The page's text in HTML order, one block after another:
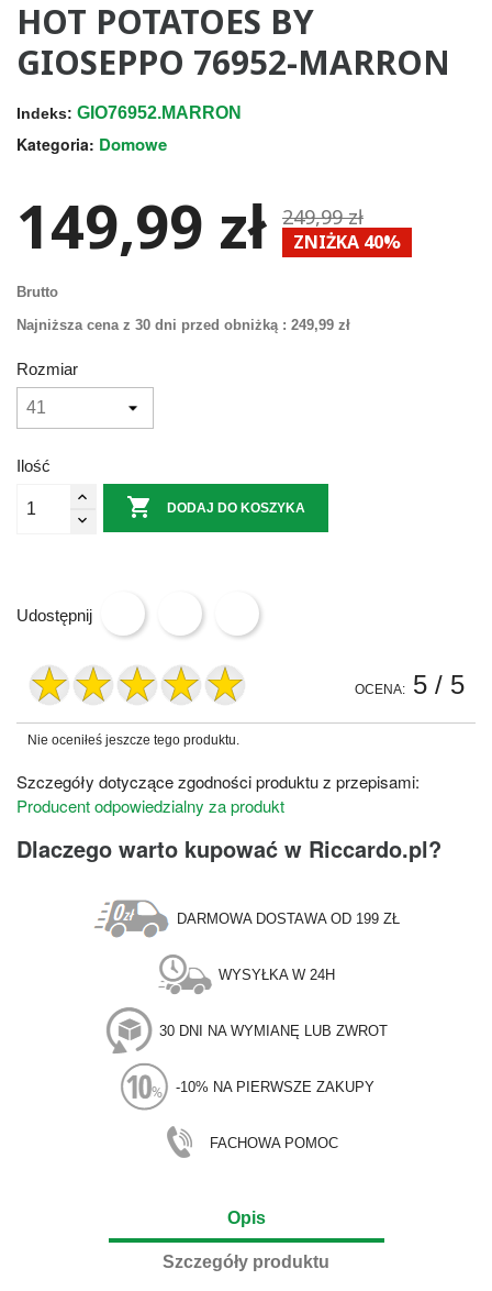
HOT POTATOES BY
GIOSEPPO 76952-MARRON
Indeks: GIO76952.MARRON
Kategoria: Domowe
149,99 zł 249,99 zł
ZNIŻKA 40%
Brutto
Najniższa cena z 30 dni przed obniżką : 249,99 zł
Rozmiar
Ilość
 DODAJ DO KOSZYKA
Udostępnij
OCENA: 5 / 5
Nie oceniłeś jeszcze tego produktu.
Szczegóły dotyczące zgodności produktu z przepisami:
Producent odpowiedzialny za produkt
Dlaczego warto kupować w Riccardo.pl?
DARMOWA DOSTAWA OD 199 ZŁ
WYSYŁKA W 24H
30 DNI NA WYMIANĘ LUB ZWROT
-10% NA PIERWSZE ZAKUPY
FACHOWA POMOC
Opis
Szczegóły produktu